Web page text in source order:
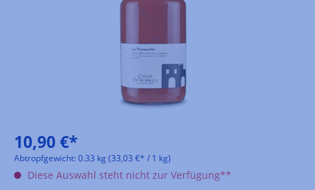
10,90 €*
Abtropfgewicht: 0.33 kg (33,03 €* / 1 kg)
Diese Auswahl steht nicht zur Verfügung**